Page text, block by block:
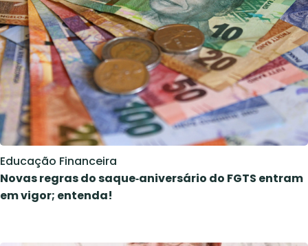
Educação Financeira
Novas regras do saque‑aniversário do FGTS entram
em vigor; entenda!